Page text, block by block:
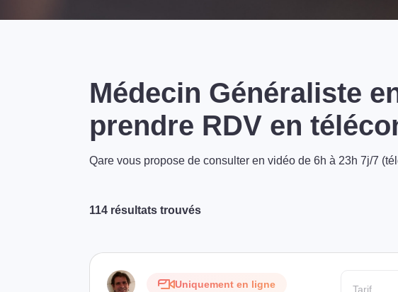
Médecin Généraliste
prendre RDV en
Qare vous propose de consulter en vidéo de 6h à 23h 7j/7
114 résultats trouvés
Uniquement en ligne
Tarif